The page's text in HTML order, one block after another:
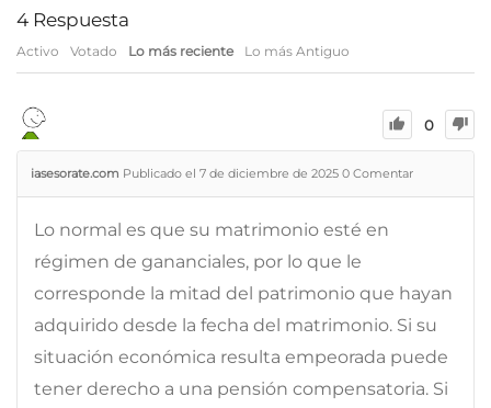
4 Respuesta
Activo Votado Lo más reciente Lo más Antiguo
0
iasesorate.com Publicado el 7 de diciembre de 2025 0 Comentar
Lo normal es que su matrimonio esté en
régimen de gananciales, por lo que le
corresponde la mitad del patrimonio que hayan
adquirido desde la fecha del matrimonio. Si su
situación económica resulta empeorada puede
tener derecho a una pensión compensatoria. Si